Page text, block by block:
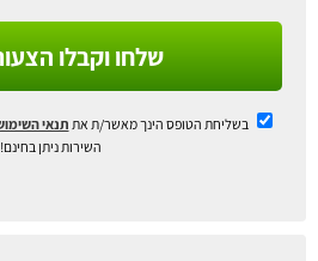
שלחו וקבלו
בשליחת הטופס הינך מאשר/ת את תנאי
השירות ניתן בחינם!